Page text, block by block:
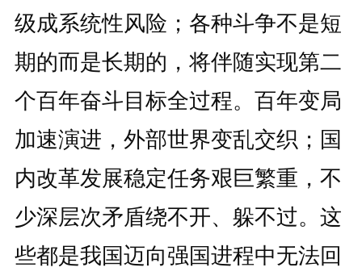
级成系统性风险；各种斗争不是短
期的而是长期的，将伴随实现第二
个百年奋斗目标全过程。百年变局
加速演进，外部世界变乱交织；国
内改革发展稳定任务艰巨繁重，不
少深层次矛盾绕不开、躲不过。这
些都是我国迈向强国进程中无法回